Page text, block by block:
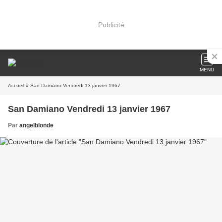
Publicité
MENU
Accueil » San Damiano Vendredi 13 janvier 1967
San Damiano Vendredi 13 janvier 1967
Par angelblonde